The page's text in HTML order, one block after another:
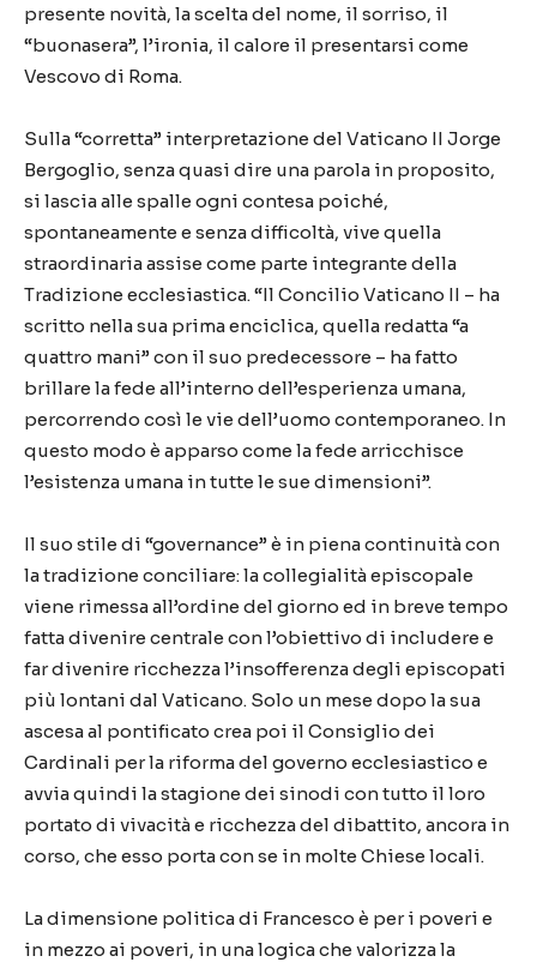
presente novità, la scelta del nome, il sorriso, il
“buonasera”, l’ironia, il calore il presentarsi come
Vescovo di Roma.
Sulla “corretta” interpretazione del Vaticano II Jorge
Bergoglio, senza quasi dire una parola in proposito,
si lascia alle spalle ogni contesa poiché,
spontaneamente e senza difficoltà, vive quella
straordinaria assise come parte integrante della
Tradizione ecclesiastica. “Il Concilio Vaticano II – ha
scritto nella sua prima enciclica, quella redatta “a
quattro mani” con il suo predecessore – ha fatto
brillare la fede all’interno dell’esperienza umana,
percorrendo così le vie dell’uomo contemporaneo. In
questo modo è apparso come la fede arricchisce
l’esistenza umana in tutte le sue dimensioni”.
Il suo stile di “governance” è in piena continuità con
la tradizione conciliare: la collegialità episcopale
viene rimessa all’ordine del giorno ed in breve tempo
fatta divenire centrale con l’obiettivo di includere e
far divenire ricchezza l’insofferenza degli episcopati
più lontani dal Vaticano. Solo un mese dopo la sua
ascesa al pontificato crea poi il Consiglio dei
Cardinali per la riforma del governo ecclesiastico e
avvia quindi la stagione dei sinodi con tutto il loro
portato di vivacità e ricchezza del dibattito, ancora in
corso, che esso porta con se in molte Chiese locali.
La dimensione politica di Francesco è per i poveri e
in mezzo ai poveri, in una logica che valorizza la